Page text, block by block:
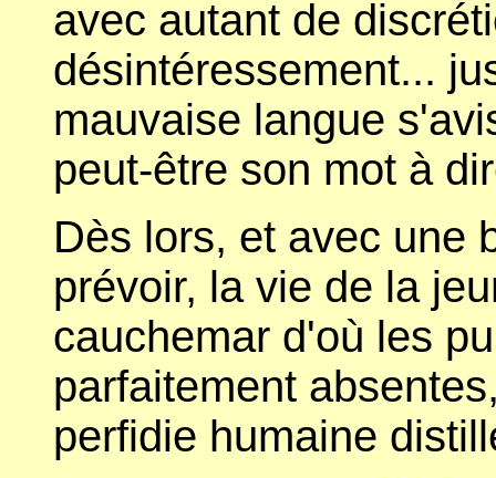
avec autant de
désintéressement...
mauvaise langue
peut-être son mot à
Dès lors, et avec une
prévoir, la vie de la
cauchemar d'où les
parfaitement
perfidie humaine